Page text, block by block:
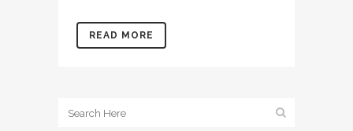
READ MORE